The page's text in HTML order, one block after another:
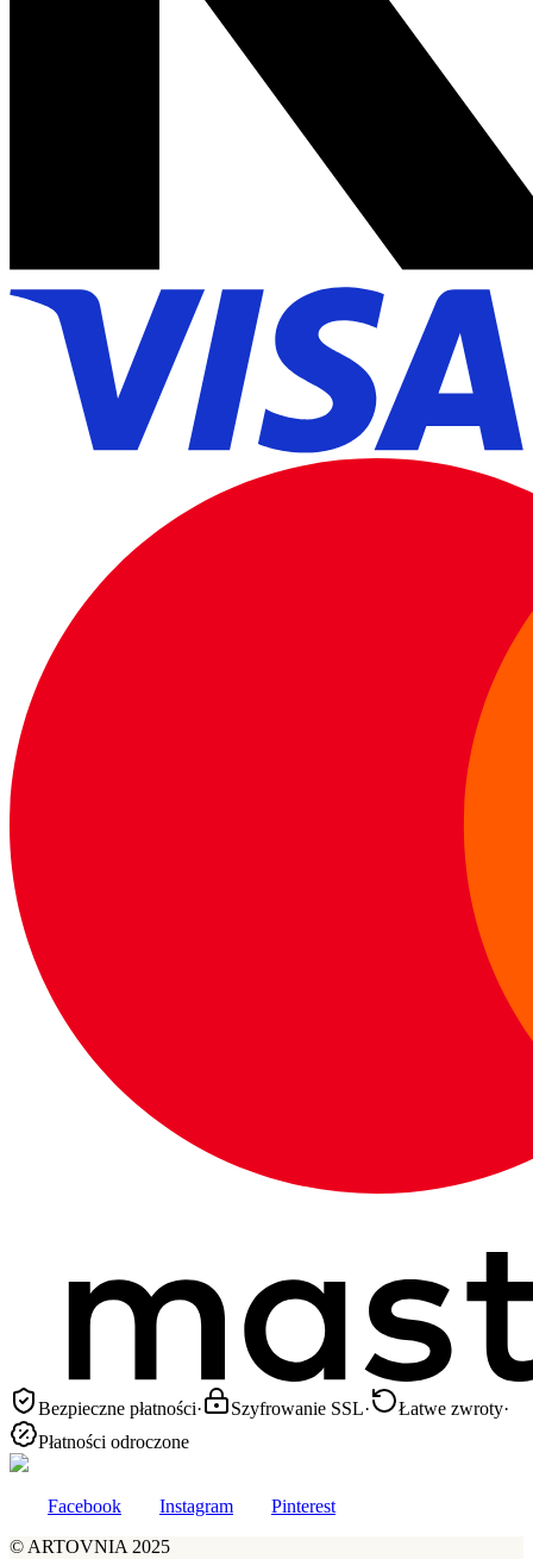
Bezpieczne płatności· Szyfrowanie SSL· Łatwe zwroty·
Płatności odroczone
Facebook Instagram
Pinterest
© ARTOVNIA 2025